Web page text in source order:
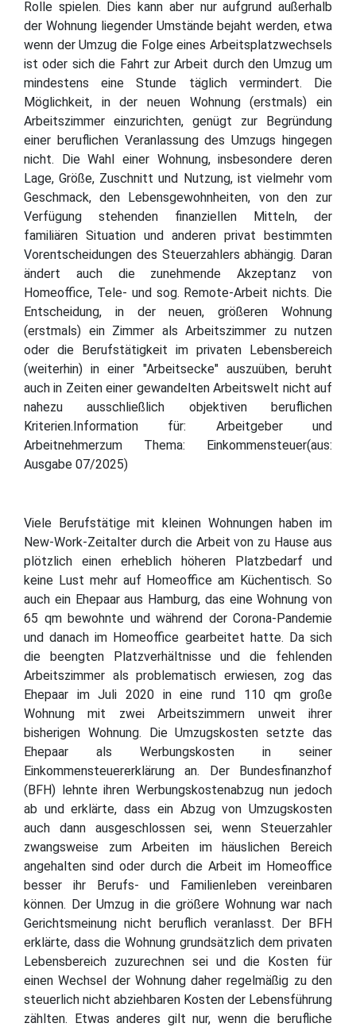
Rolle spielen. Dies kann aber nur aufgrund außerhalb
der Wohnung liegender Umstände bejaht werden, etwa
wenn der Umzug die Folge eines Arbeitsplatzwechsels
ist oder sich die Fahrt zur Arbeit durch den Umzug um
mindestens eine Stunde täglich vermindert. Die
Möglichkeit, in der neuen Wohnung (erstmals) ein
Arbeitszimmer einzurichten, genügt zur Begründung
einer beruflichen Veranlassung des Umzugs hingegen
nicht. Die Wahl einer Wohnung, insbesondere deren
Lage, Größe, Zuschnitt und Nutzung, ist vielmehr vom
Geschmack, den Lebensgewohnheiten, von den zur
Verfügung stehenden finanziellen Mitteln, der
familiären Situation und anderen privat bestimmten
Vorentscheidungen des Steuerzahlers abhängig. Daran
ändert auch die zunehmende Akzeptanz von
Homeoffice, Tele- und sog. Remote-Arbeit nichts. Die
Entscheidung, in der neuen, größeren Wohnung
(erstmals) ein Zimmer als Arbeitszimmer zu nutzen
oder die Berufstätigkeit im privaten Lebensbereich
(weiterhin) in einer "Arbeitsecke" auszuüben, beruht
auch in Zeiten einer gewandelten Arbeitswelt nicht auf
nahezu ausschließlich objektiven beruflichen
Kriterien.Information für: Arbeitgeber und
Arbeitnehmerzum Thema: Einkommensteuer(aus:
Ausgabe 07/2025)
Viele Berufstätige mit kleinen Wohnungen haben im
New-Work-Zeitalter durch die Arbeit von zu Hause aus
plötzlich einen erheblich höheren Platzbedarf und
keine Lust mehr auf Homeoffice am Küchentisch. So
auch ein Ehepaar aus Hamburg, das eine Wohnung von
65 qm bewohnte und während der Corona-Pandemie
und danach im Homeoffice gearbeitet hatte. Da sich
die beengten Platzverhältnisse und die fehlenden
Arbeitszimmer als problematisch erwiesen, zog das
Ehepaar im Juli 2020 in eine rund 110 qm große
Wohnung mit zwei Arbeitszimmern unweit ihrer
bisherigen Wohnung. Die Umzugskosten setzte das
Ehepaar als Werbungskosten in seiner
Einkommensteuererklärung an. Der Bundesfinanzhof
(BFH) lehnte ihren Werbungskostenabzug nun jedoch
ab und erklärte, dass ein Abzug von Umzugskosten
auch dann ausgeschlossen sei, wenn Steuerzahler
zwangsweise zum Arbeiten im häuslichen Bereich
angehalten sind oder durch die Arbeit im Homeoffice
besser ihr Berufs- und Familienleben vereinbaren
können. Der Umzug in die größere Wohnung war nach
Gerichtsmeinung nicht beruflich veranlasst. Der BFH
erklärte, dass die Wohnung grundsätzlich dem privaten
Lebensbereich zuzurechnen sei und die Kosten für
einen Wechsel der Wohnung daher regelmäßig zu den
steuerlich nicht abziehbaren Kosten der Lebensführung
zählten. Etwas anderes gilt nur, wenn die berufliche